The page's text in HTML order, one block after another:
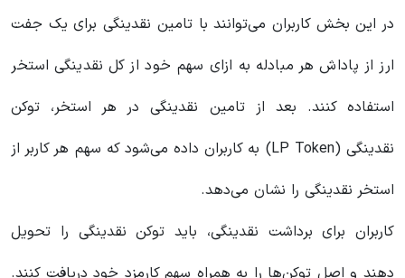
در این بخش کاربران می‌توانند با تامین نقدینگی برای یک جفت
ارز از پاداش هر مبادله به ازای سهم خود از کل نقدینگی استخر
استفاده کنند. بعد از تامین نقدینگی در هر استخر، توکن
نقدینگی (LP Token) به کاربران داده می‌شود که سهم هر کاربر از
استخر نقدینگی را نشان می‌دهد.
کاربران برای برداشت نقدینگی، باید توکن نقدینگی را تحویل
دهند و اصل توکن‌ها را به همراه سهم کارمزد خود دریافت کنند.